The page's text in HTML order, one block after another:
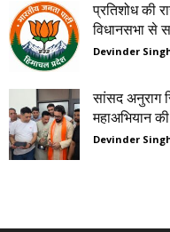
प्रतिशोध की
विधानसभा से
Devinder
सांसद अनुराग
महाअभियान
Devinder